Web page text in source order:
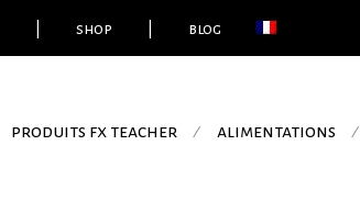
shop blog
produits fx teacher ⁄ alimentations ⁄